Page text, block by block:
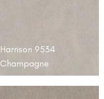
Harrison 9534
Champagne